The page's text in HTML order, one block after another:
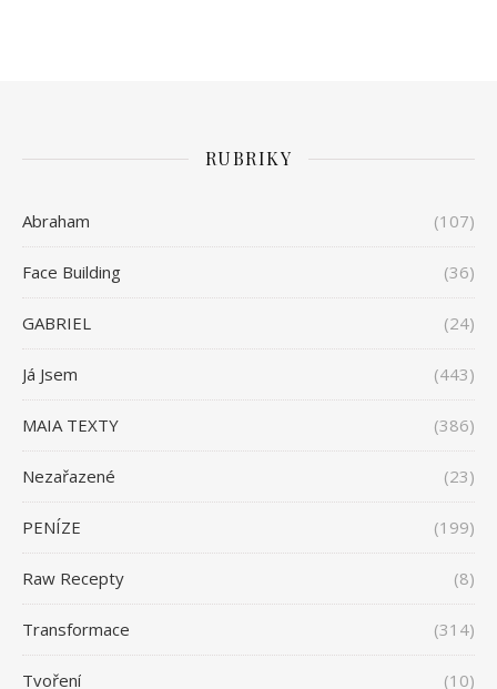
RUBRIKY
Abraham (107)
Face Building (36)
GABRIEL (24)
Já Jsem (443)
MAIA TEXTY (386)
Nezařazené (23)
PENÍZE (199)
Raw Recepty (8)
Transformace (314)
Tvoření (10)